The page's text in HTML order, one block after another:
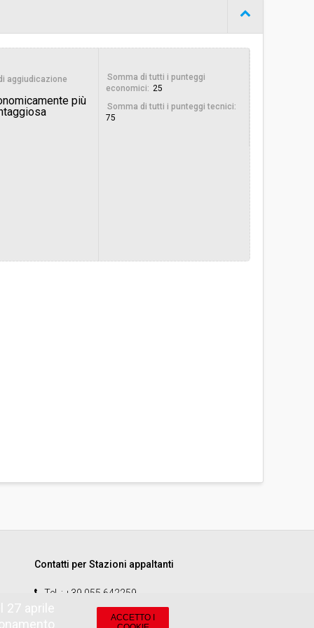
€ 240.000,00
aggiudicazione
più
Somma di tutti i punteggi
economici: 25
Somma di tutti i punteggi tecnici:
75
Contatti per Stazioni appaltanti
Tel. : +39 055 642259
email
start.sa@pamercato.it
27 aprile
ACCETTO I